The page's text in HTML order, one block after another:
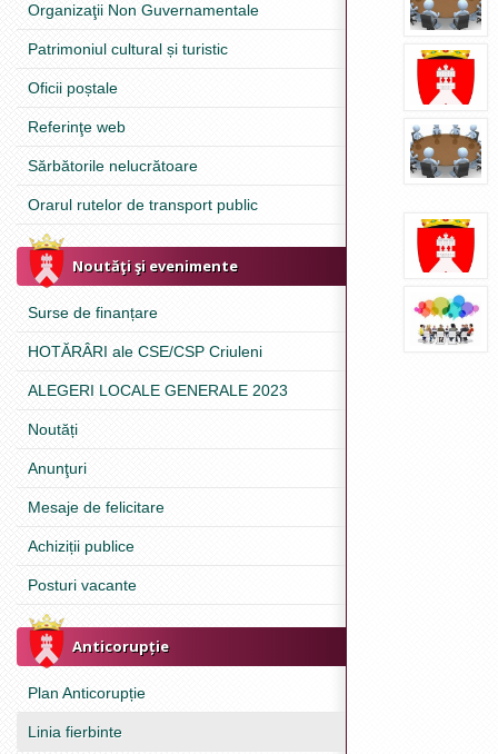
Organizaţii Non Guvernamentale
Patrimoniul cultural și turistic
Oficii poștale
Referinţe web
Sărbătorile nelucrătoare
Orarul rutelor de transport public
Noutăţi şi evenimente
Surse de finanțare
HOTĂRÂRI ale CSE/CSP Criuleni
ALEGERI LOCALE GENERALE 2023
Noutăți
Anunţuri
Mesaje de felicitare
Achiziții publice
Posturi vacante
Anticorupție
Plan Anticorupție
Linia fierbinte